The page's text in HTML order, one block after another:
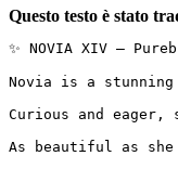
Questo testo è stato
✨ NOVIA XIV –
Novia is a
Curious and
As beautiful as